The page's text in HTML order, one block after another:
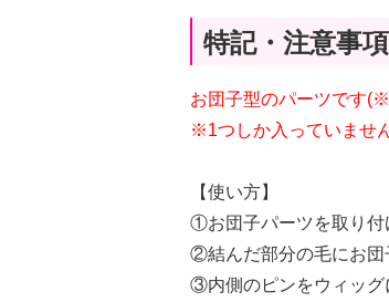
特記・注意事項
お団子型のパーツです
※1つしか入っていませ
【使い方】
①お団子パーツを取り付
②結んだ部分の毛にお団
③内側のピンをウィッグ